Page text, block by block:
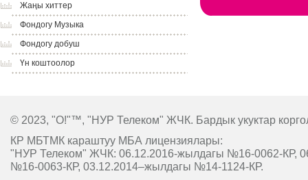
Жаңы хиттер
Фондогу Музыка
Фондогу добуш
Үн коштоолор
© 2023, "O!"™, "НУР Телеком" ЖЧК. Бардык укуктар
КР МБТМК караштуу МБА лицензиялары:
"НУР Телеком" ЖЧК: 06.12.2016-жылдагы №16-0062-КР,
№16-0063-КР, 03.12.2014–жылдагы №14-1124-КР.